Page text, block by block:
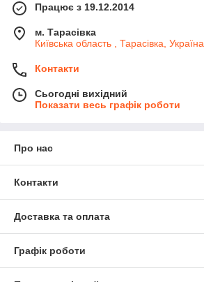
Працює з 19.12.2014
м. Тарасівка
Київська область , Тарасівка, Україна
Контакти
Сьогодні вихідний
Показати весь графік роботи
Про нас
Контакти
Доставка та оплата
Графік роботи